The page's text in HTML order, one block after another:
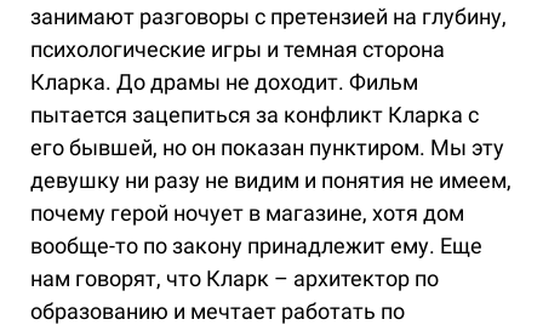
занимают разговоры с претензией на глубину,
психологические игры и темная сторона
Кларка. До драмы не доходит. Фильм
пытается зацепиться за конфликт Кларка с
его бывшей, но он показан пунктиром. Мы эту
девушку ни разу не видим и понятия не имеем,
почему герой ночует в магазине, хотя дом
вообще-то по закону принадлежит ему. Еще
нам говорят, что Кларк – архитектор по
образованию и мечтает работать по